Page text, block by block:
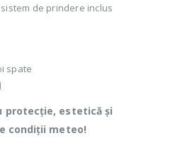
de prindere inclus
spate
protecție, estetică și
condiții meteo!